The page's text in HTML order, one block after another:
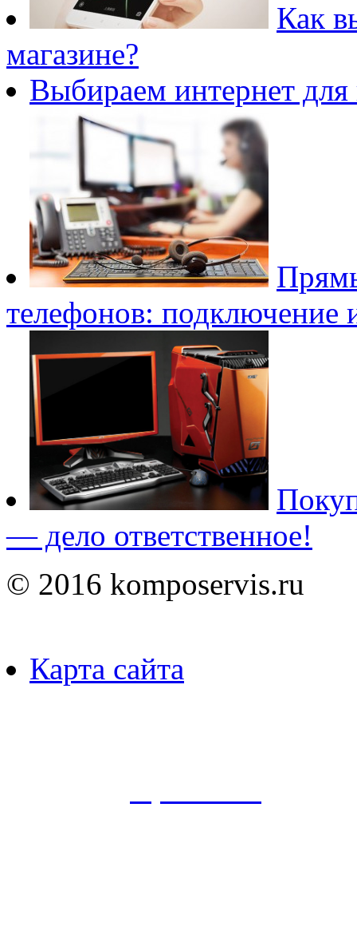
Как
магазине?
Выбираем интернет
телефонов: подключение
— дело ответственное!
© 2016 komposervis.ru
Карта сайта